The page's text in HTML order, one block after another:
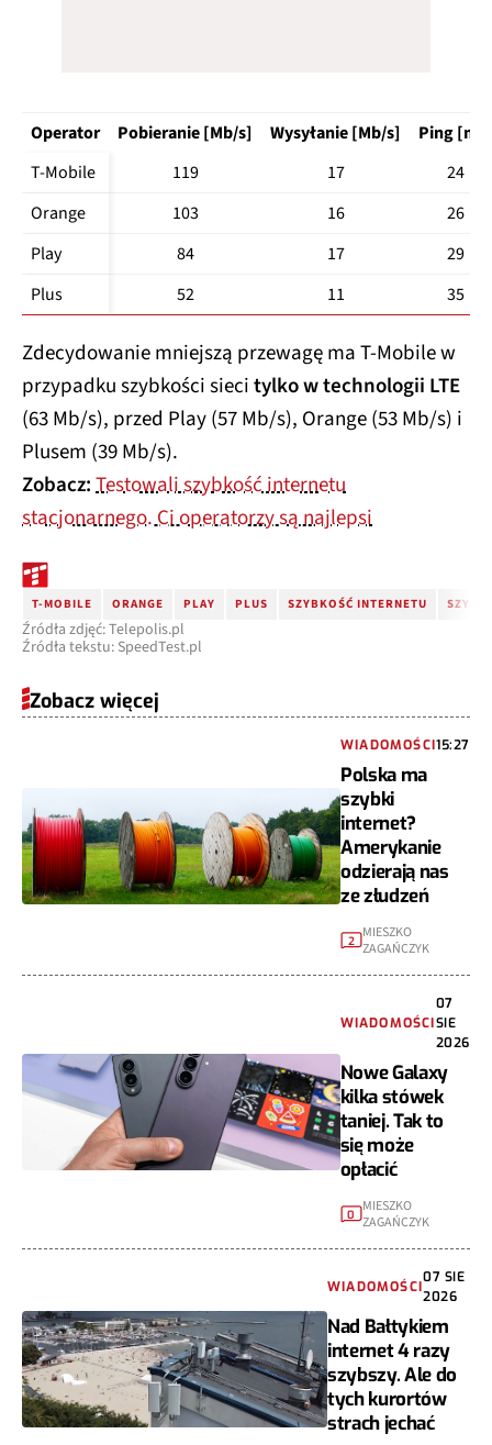
Operator Pobieranie [Mb/s] Wysyłanie [Mb/s]
Ping [ms]
T-Mobile
119 17
24
Orange
103 16
26
Play
84 17
29
Plus
52 11 35
Zdecydowanie mniejszą przewagę ma T-Mobile w
przypadku szybkości siecitylko w technologii LTE
(63 Mb/s), przed Play (57 Mb/s), Orange (53 Mb/s) i
Plusem (39 Mb/s).
Zobacz:Testowali szybkość internetu
stacjonarnego. Ci operatorzy są najlepsi
T-MOBILE ORANGE PLAY PLUS SZYBKOŚĆ INTERNETU
Źródła zdjęć: Telepolis.pl
Źródła tekstu: SpeedTest.pl
Zobacz więcej
WIADOMOŚCI15:27
Polska ma
szybki
internet?
Amerykanie
odzierają nas
ze złudzeń
2
MIESZKO
ZAGAŃCZYK
WIADOMOŚCI
07
SIE
2026
Nowe Galaxy
kilka stówek
taniej. Tak to
się może
opłacić
0 MIESZKO
ZAGAŃCZYK
WIADOMOŚCI
07 SIE
2026
Nad Bałtykiem
internet 4 razy
szybszy. Ale do
tych kurortów
strach jechać